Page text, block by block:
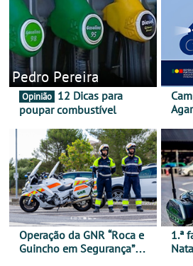
Pedro Pereira
Opinião
poupar combustível
Operação da GNR “Roca e
Guincho em Segurança”
1.ª